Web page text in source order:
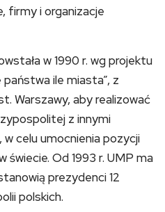
firmy i organizacje
w 1990 r. wg projektu
ile miasta”, z
Warszawy, aby realizować
z innymi
w celu umocnienia pozycji
świecie. Od 1993 r. UMP ma
prezydenci 12
polskich.